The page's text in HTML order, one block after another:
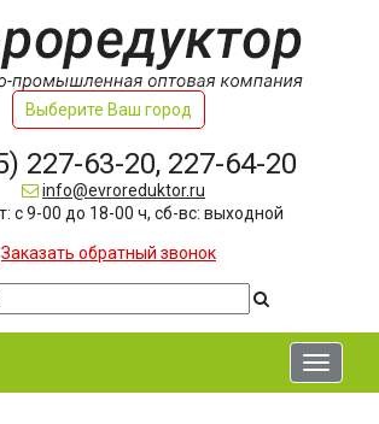
Выберите Ваш город
227-63-20, 227-64-20
info@evroreduktor.ru
с 9-00 до 18-00 ч, сб-вс: выходной
Заказать обратный звонок
Toggle